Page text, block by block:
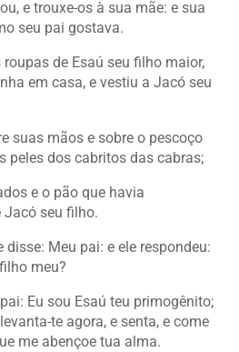
e trouxe-os à sua mãe: e sua
seu pai gostava.
roupas de Esaú seu filho maior,
em casa, e vestiu a Jacó seu
suas mãos e sobre o pescoço
peles dos cabritos das cabras;
e o pão que havia
Jacó seu filho.
disse: Meu pai: e ele respondeu:
meu?
Eu sou Esaú teu primogênito;
te agora, e senta, e come
me abençoe tua alma.